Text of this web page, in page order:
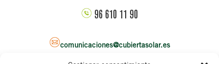
96 610 11 90
comunicaciones@cubiertasolar.es